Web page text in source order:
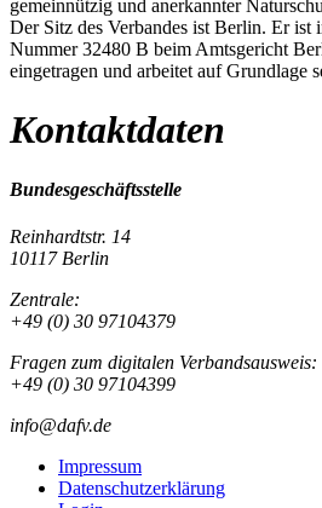
gemeinnützig und anerkannter
Der Sitz des Verbandes ist Berlin. Er ist
Nummer 32480 B beim Amtsgericht
eingetragen und arbeitet auf Grundlage
Kontaktdaten
Bundesgeschäftsstelle
Reinhardtstr. 14
10117 Berlin
Zentrale:
+49 (0) 30 97104379
Fragen zum digitalen Verbandsausweis:
+49 (0) 30 97104399
info@dafv.de
Impressum
Datenschutzerklärung